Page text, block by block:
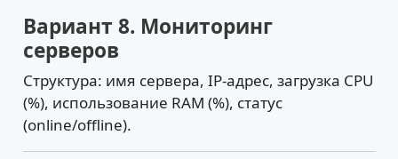
Вариант 8. Мониторинг
серверов
Структура: имя сервера, IP-адрес, загрузка CPU
(%), использование RAM (%), статус
(online/offline).